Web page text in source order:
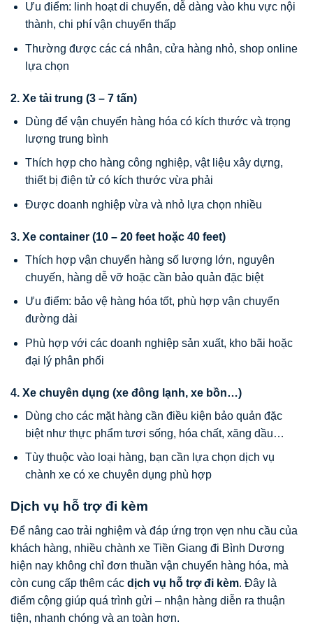
Ưu điểm: linh hoạt di chuyển, dễ dàng vào khu vực nội
thành, chi phí vận chuyển thấp
Thường được các cá nhân, cửa hàng nhỏ, shop online
lựa chọn
2. Xe tải trung (3 – 7 tấn)
Dùng để vận chuyển hàng hóa có kích thước và trọng
lượng trung bình
Thích hợp cho hàng công nghiệp, vật liệu xây dựng,
thiết bị điện tử có kích thước vừa phải
Được doanh nghiệp vừa và nhỏ lựa chọn nhiều
3. Xe container (10 – 20 feet hoặc 40 feet)
Thích hợp vận chuyển hàng số lượng lớn, nguyên
chuyến, hàng dễ vỡ hoặc cần bảo quản đặc biệt
Ưu điểm: bảo vệ hàng hóa tốt, phù hợp vận chuyển
đường dài
Phù hợp với các doanh nghiệp sản xuất, kho bãi hoặc
đại lý phân phối
4. Xe chuyên dụng (xe đông lạnh, xe bồn…)
Dùng cho các mặt hàng cần điều kiện bảo quản đặc
biệt như thực phẩm tươi sống, hóa chất, xăng dầu…
Tùy thuộc vào loại hàng, bạn cần lựa chọn dịch vụ
chành xe có xe chuyên dụng phù hợp
Dịch vụ hỗ trợ đi kèm
Để nâng cao trải nghiệm và đáp ứng trọn vẹn nhu cầu của
khách hàng, nhiều chành xe Tiền Giang đi Bình Dương
hiện nay không chỉ đơn thuần vận chuyển hàng hóa, mà
còn cung cấp thêm các dịch vụ hỗ trợ đi kèm. Đây là
điểm cộng giúp quá trình gửi – nhận hàng diễn ra thuận
tiện, nhanh chóng và an toàn hơn.